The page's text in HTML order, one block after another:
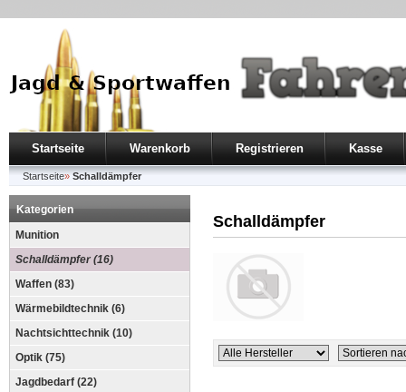
Startseite Warenkorb Registrieren Kasse
Startseite» Schalldämpfer
Kategorien
Munition
Schalldämpfer (16)
Waffen (83)
Wärmebildtechnik (6)
Nachtsichttechnik (10)
Optik (75)
Jagdbedarf (22)
Schalldämpfer